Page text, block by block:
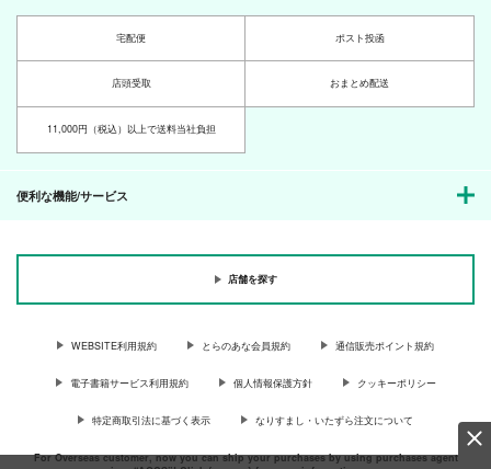
宅配便 ポスト投函
店頭受取 おまとめ配送
11,000円（税込）以上で送料当社負担
便利な機能/サービス
店舗を探す
WEBSITE利用規約 とらのあな会員規約 通信販売ポイント規約
電子書籍サービス利用規約 個人情報保護方針 クッキーポリシー
特定商取引法に基づく表示 なりすまし・いたずら注文について
For Overseas customer, now you can ship your purchases by using purchases agent